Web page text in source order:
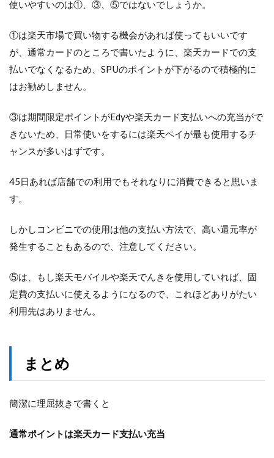
使いやすいのは①、③、⑤ではないでしょうか。
①は楽天市場で買い物する機会があれば使ってもいいです
が、通常カードのところで書いたように、楽天カードでの支
払いでなくなるため、SPUのポイントが下がるので積極的に
はお勧めしません。
③は期間限定ポイントがEdyや楽天カード支払いへの充当がで
きないため、日常使いをするには楽天ペイが最も使用するチ
ャンスが多いはずです。
45日あれば店舗での利用でもそれなりに消費できると思いま
す。
しかしコンビニでの使用は他の支払い方法で、高い還元率が
発生することもあるので、注意してください。
⑤は、もし楽天モバイルや楽天でんきを使用していれば、固
定費の支払いに使えるようになるので、これほどありがたい
利用先はありません。
まとめ
簡潔に理屈抜きで書くと
通常ポイントは楽天カード支払い充当